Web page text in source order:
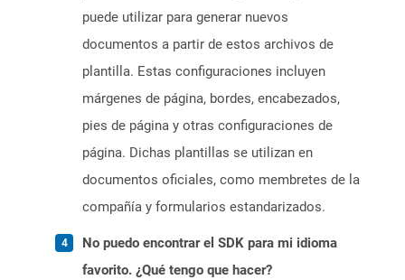
puede utilizar para generar nuevos
documentos a partir de estos archivos de
plantilla. Estas configuraciones incluyen
márgenes de página, bordes, encabezados,
pies de página y otras configuraciones de
página. Dichas plantillas se utilizan en
documentos oficiales, como membretes de la
compañía y formularios estandarizados.
No puedo encontrar el SDK para mi idioma
favorito. ¿Qué tengo que hacer?